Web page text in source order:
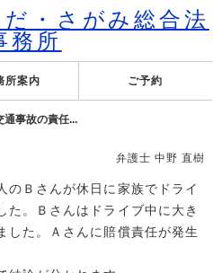
所案内 ご予約
事故の責任...
弁護士 中野 直樹
Ｂさんが休日に家族でドライ
た。Ｂさんはドライブ中に大き
した。Ａさんに賠償責任が発生